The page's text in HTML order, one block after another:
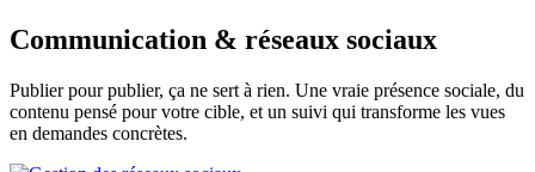
Communication & réseaux sociaux
Publier pour publier, ça ne sert à rien. Une vraie présence sociale, du
contenu pensé pour votre cible, et un suivi qui transforme les vues
en demandes concrètes.